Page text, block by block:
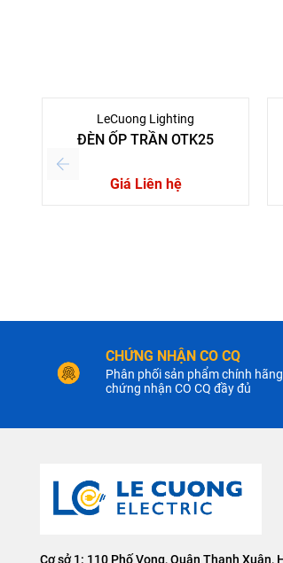
LeCuong Lighting
ĐÈN ỐP TRẦN OTK25
Giá Liên hệ
CHỨNG NHẬN CO CQ
Phân phối sản phẩm chính
chứng nhận CO CQ đầy đủ
Cơ sở 1: 110 Phố Vọng, Quận Thanh Xuân,